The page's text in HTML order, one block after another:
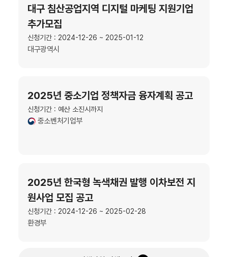
대구 침산공업지역 디지털 마케팅 지원기업
추가모집
신청기간 : 2024-12-26 ~ 2025-01-12
대구광역시
2025년 중소기업 정책자금 융자계획 공고
신청기간 : 예산 소진시까지
중소벤처기업부
2025년 한국형 녹색채권 발행 이차보전 지
원사업 모집 공고
신청기간 : 2024-12-26 ~ 2025-02-28
환경부